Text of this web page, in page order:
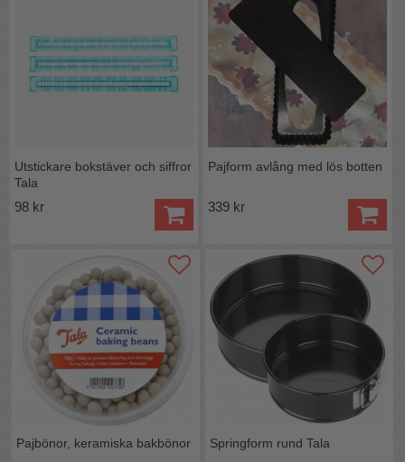
Utstickare bokstäver och siffror
Tala
98 kr
Pajform avlång med lös botten
339 kr
Pajbönor, keramiska bakbönor Springform rund Tala